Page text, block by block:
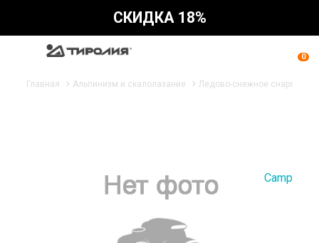
СКИДКА 18%
0
Главная Альпинизм и скалолазание Ледово-снежное
Camp